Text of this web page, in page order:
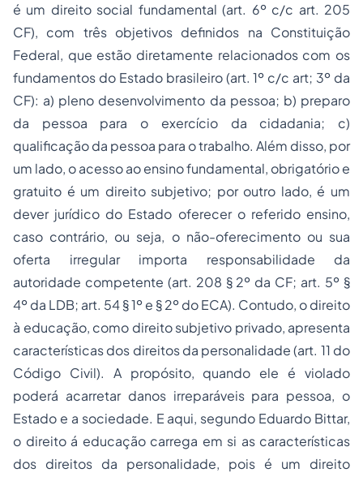
é um direito social fundamental (art. 6º c/c art. 205
CF), com três objetivos definidos na Constituição
Federal, que estão diretamente relacionados com os
fundamentos do Estado brasileiro (art. 1º c/c art; 3º da
CF): a) pleno desenvolvimento da pessoa; b) preparo
da pessoa para o exercício da cidadania; c)
qualificação da pessoa para o trabalho. Além disso, por
um lado, o acesso ao ensino fundamental, obrigatório e
gratuito é um direito subjetivo; por outro lado, é um
dever jurídico do Estado oferecer o referido ensino,
caso contrário, ou seja, o não-oferecimento ou sua
oferta irregular importa responsabilidade da
autoridade competente (art. 208 § 2º da CF; art. 5º §
4º da LDB; art. 54 § 1º e § 2º do ECA). Contudo, o direito
à educação, como direito subjetivo privado, apresenta
características dos direitos da personalidade (art. 11 do
Código Civil). A propósito, quando ele é violado
poderá acarretar danos irreparáveis para pessoa, o
Estado e a sociedade. E aqui, segundo Eduardo Bittar,
o direito á educação carrega em si as características
dos direitos da personalidade, pois é um direito